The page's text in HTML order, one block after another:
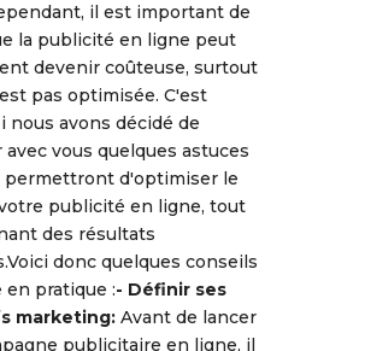
il est important de
la publicité en ligne peut
devenir coûteuse, surtout
pas optimisée. C'est
nous avons décidé de
avec vous quelques astuces
permettront d'optimiser le
publicité en ligne, tout
des résultats
donc quelques conseils
en pratique :- Définir ses
marketing: Avant de lancer
publicitaire en ligne, il